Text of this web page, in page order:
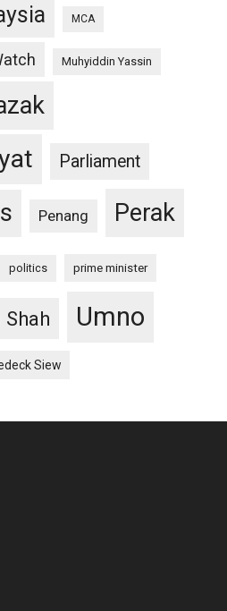
MCA
Muhyiddin Yassin
Parliament
Penang Perak
politics prime minister
Umno
Siew